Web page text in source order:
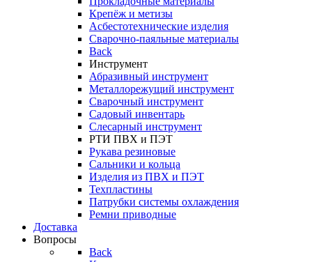
Крепёж и метизы
Асбестотехнические изделия
Сварочно-паяльные материалы
Back
Инструмент
Абразивный инструмент
Металлорежущий инструмент
Сварочный инструмент
Садовый инвентарь
Слесарный инструмент
РТИ ПВХ и ПЭТ
Рукава резиновые
Сальники и кольца
Изделия из ПВХ и ПЭТ
Техпластины
Патрубки системы охлаждения
Ремни приводные
Доставка
Вопросы
Back